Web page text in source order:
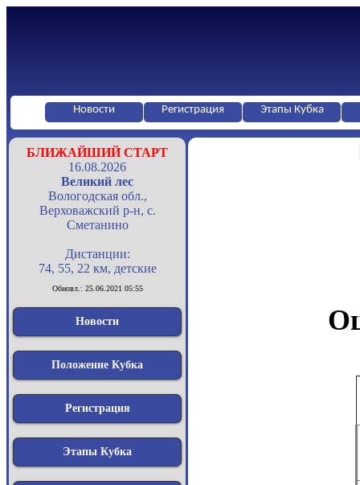
Новости Регистрация Этапы Кубка
БЛИЖАЙШИЙ СТАРТ
16.08.2026
Великий лес
Вологодская обл.,
Верховажский р-н, с.
Сметанино
Дистанции:
74, 55, 22 км, детские
Обновл.: 25.06.2021 05:55
Новости
Положение Кубка
Регистрация
Этапы Кубка